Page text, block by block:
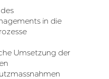
in die
Umsetzung der